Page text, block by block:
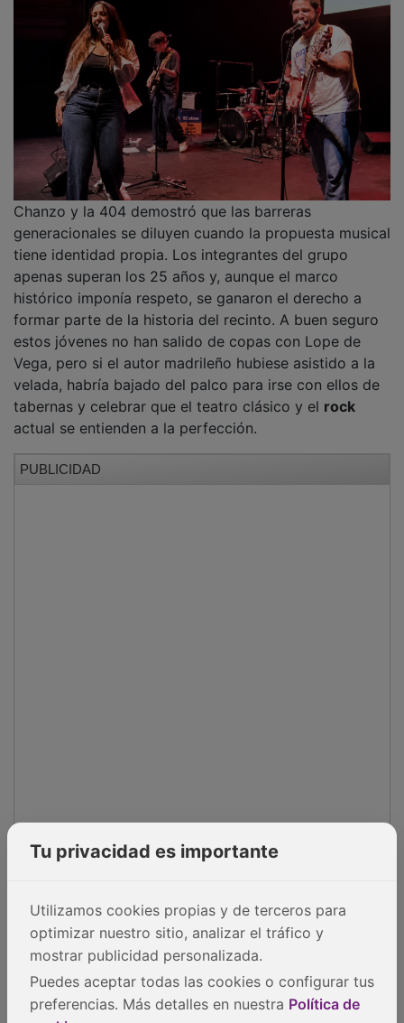
Chanzo y la 404 demostró que las barreras
generacionales se diluyen cuando la propuesta musical
tiene identidad propia. Los integrantes del grupo
apenas superan los 25 años y, aunque el marco
histórico imponía respeto, se ganaron el derecho a
formar parte de la historia del recinto. A buen seguro
estos jóvenes no han salido de copas con Lope de
Vega, pero si el autor madrileño hubiese asistido a la
velada, habría bajado del palco para irse con ellos de
tabernas y celebrar que el teatro clásico y el rock
actual se entienden a la perfección.
PUBLICIDAD
Tu privacidad es importante
Utilizamos cookies propias y de terceros para
optimizar nuestro sitio, analizar el tráfico y
mostrar publicidad personalizada.
Puedes aceptar todas las cookies o configurar tus
preferencias. Más detalles en nuestra Política de